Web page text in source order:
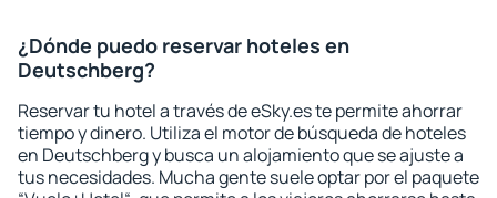
¿Dónde puedo reservar hoteles en
Deutschberg?
Reservar tu hotel a través de eSky.es te permite ahorrar
tiempo y dinero. Utiliza el motor de búsqueda de hoteles
en Deutschberg y busca un alojamiento que se ajuste a
tus necesidades. Mucha gente suele optar por el paquete